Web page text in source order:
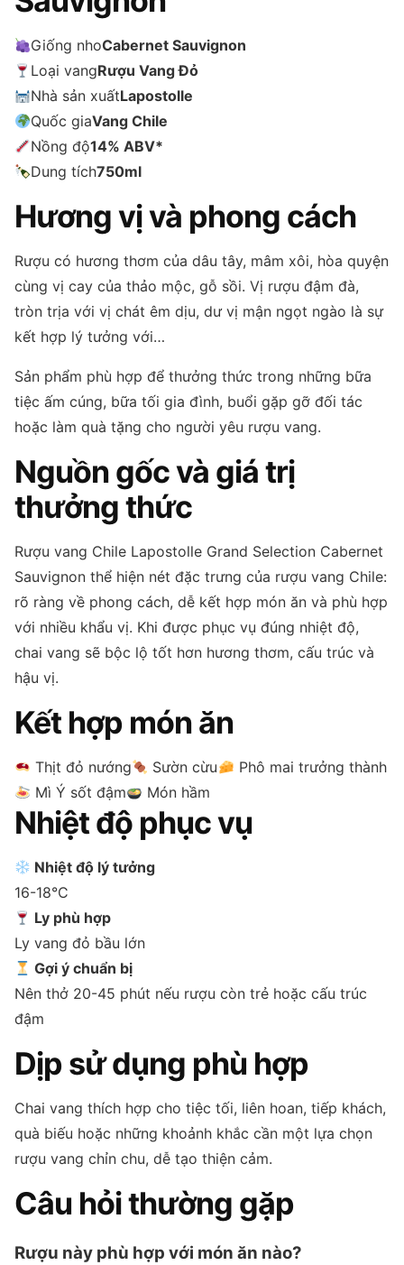
Giống nhoCabernet Sauvignon
Loại vangRượu Vang Đỏ
Nhà sản xuấtLapostolle
Quốc giaVang Chile
Nồng độ14% ABV*
Dung tích750ml
Hương vị và phong cách
Rượu có hương thơm của dâu tây, mâm xôi, hòa quyện
cùng vị cay của thảo mộc, gỗ sồi. Vị rượu đậm đà,
tròn trịa với vị chát êm dịu, dư vị mận ngọt ngào là sự
kết hợp lý tưởng với…
Sản phẩm phù hợp để thưởng thức trong những bữa
tiệc ấm cúng, bữa tối gia đình, buổi gặp gỡ đối tác
hoặc làm quà tặng cho người yêu rượu vang.
Nguồn gốc và giá trị
thưởng thức
Rượu vang Chile Lapostolle Grand Selection Cabernet
Sauvignon thể hiện nét đặc trưng của rượu vang Chile:
rõ ràng về phong cách, dễ kết hợp món ăn và phù hợp
với nhiều khẩu vị. Khi được phục vụ đúng nhiệt độ,
chai vang sẽ bộc lộ tốt hơn hương thơm, cấu trúc và
hậu vị.
Kết hợp món ăn
Thịt đỏ nướng Sườn cừu
Phô mai trưởng thành
Mì Ý sốt đậm
Món hầm
Nhiệt độ phục vụ
Nhiệt độ lý tưởng
16-18°C
Ly phù hợp
Ly vang đỏ bầu lớn
Gợi ý chuẩn bị
Nên thở 20-45 phút nếu rượu còn trẻ hoặc cấu trúc
đậm
Dịp sử dụng phù hợp
Chai vang thích hợp cho tiệc tối, liên hoan, tiếp khách,
quà biếu hoặc những khoảnh khắc cần một lựa chọn
rượu vang chỉn chu, dễ tạo thiện cảm.
Câu hỏi thường gặp
Rượu này phù hợp với món ăn nào?